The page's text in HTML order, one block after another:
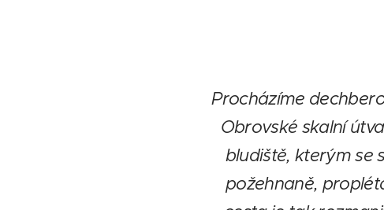
Procházíme
Obrovské skalní
bludiště, kterým se
požehnaně,